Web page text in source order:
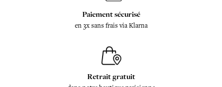
Paiement sécurisé
en 3x sans frais via Klarna
Retrait gratuit